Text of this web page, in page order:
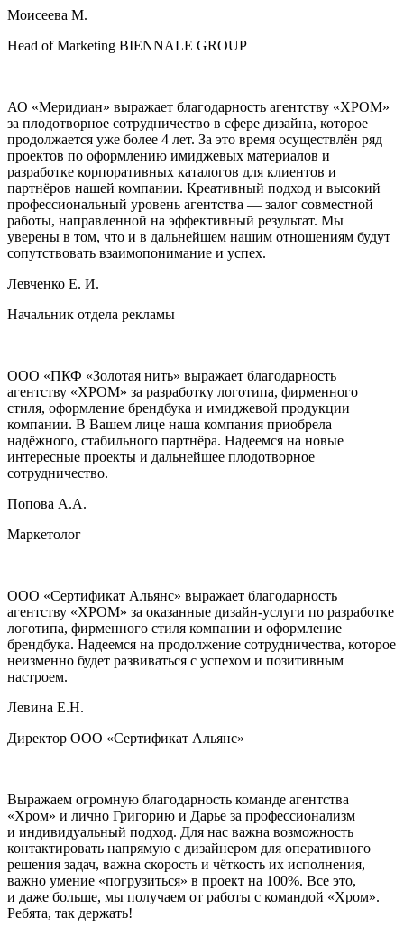
Моисеева М.
Head of Marketing BIENNALE GROUP
АО «Меридиан» выражает благодарность агентству «ХРОМ»
за плодотворное сотрудничество в сфере дизайна, которое
продолжается уже более 4 лет. За это время осуществлён ряд
проектов по оформлению имиджевых материалов и
разработке корпоративных каталогов для клиентов и
партнёров нашей компании. Креативный подход и высокий
профессиональный уровень агентства — залог совместной
работы, направленной на эффективный результат. Мы
уверены в том, что и в дальнейшем нашим отношениям будут
сопутствовать взаимопонимание и успех.
Левченко Е. И.
Начальник отдела рекламы
ООО «ПКФ «Золотая нить» выражает благодарность
агентству «ХРОМ» за разработку логотипа, фирменного
стиля, оформление брендбука и имиджевой продукции
компании. В Вашем лице наша компания приобрела
надёжного, стабильного партнёра. Надеемся на новые
интересные проекты и дальнейшее плодотворное
сотрудничество.
Попова А.А.
Маркетолог
ООО «Сертификат Альянс» выражает благодарность
агентству «ХРОМ» за оказанные дизайн-услуги по разработке
логотипа, фирменного стиля компании и оформление
брендбука. Надеемся на продолжение сотрудничества, которое
неизменно будет развиваться с успехом и позитивным
настроем.
Левина Е.Н.
Директор ООО «Сертификат Альянс»
Выражаем огромную благодарность команде агентства
«Хром» и лично Григорию и Дарье за профессионализм
и индивидуальный подход. Для нас важна возможность
контактировать напрямую с дизайнером для оперативного
решения задач, важна скорость и чёткость их исполнения,
важно умение «погрузиться» в проект на 100%. Все это,
и даже больше, мы получаем от работы с командой «Хром».
Ребята, так держать!